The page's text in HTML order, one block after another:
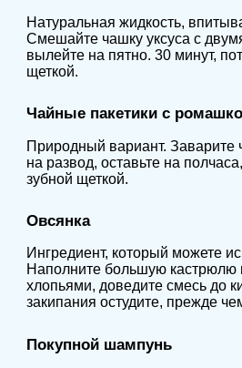
Натуральная жидкость,
Смешайте чашку уксуса с
вылейте на пятно. 30 минут,
щеткой.
Чайные пакетики с
Природный вариант. Заварите
на развод, оставьте на
зубной щеткой.
Овсянка
Ингредиент, который можете
Наполните большую кастрюлю
хлопьями, доведите смесь до
закипания остудите, прежде
Покупной шампунь